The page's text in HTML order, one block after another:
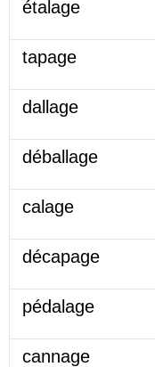
étalage
tapage
dallage
déballage
calage
décapage
pédalage
cannage